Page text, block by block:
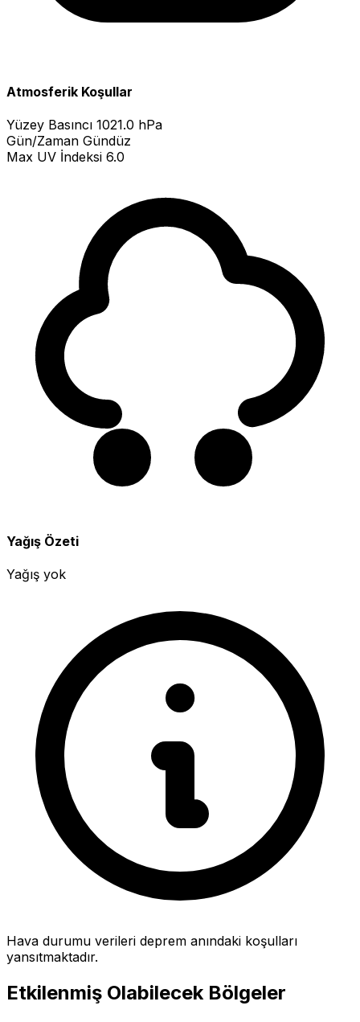
Atmosferik Koşullar
Yüzey Basıncı 1021.0 hPa
Gün/Zaman Gündüz
Max UV İndeksi 6.0
Yağış Özeti
Yağış yok
Hava durumu verileri deprem anındaki koşulları
yansıtmaktadır.
Etkilenmiş Olabilecek Bölgeler